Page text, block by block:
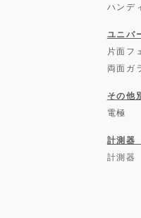
ハンデ
ユニバ
片面フ
両面ガ
その他
電極
計測器
計測器